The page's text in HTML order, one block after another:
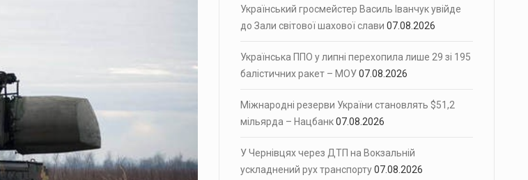
Український гросмейстер Василь Іванчук увійде
до Зали світової шахової слави 07.08.2026
Українська ППО у липні перехопила лише 29 зі 195
балістичних ракет – МОУ07.08.2026
Міжнародні резерви України становлять $51,2
мільярда – Нацбанк07.08.2026
У Чернівцях через ДТП на Вокзальній
ускладнений рух транспорту07.08.2026